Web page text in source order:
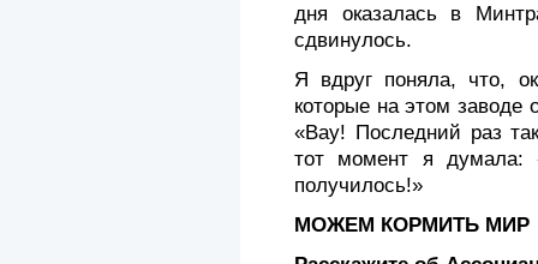
дня оказалась в
сдвинулось.
Я вдруг поняла, что,
которые на этом заводе
«Вау! Последний раз
тот момент я думала:
получилось!»
МОЖЕМ КОРМИТЬ МИР